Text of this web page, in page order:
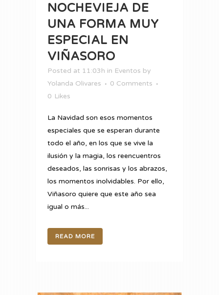
NOCHEVIEJA DE
UNA FORMA MUY
ESPECIAL EN
VIÑASORO
Posted at 11:03h in Eventos by
Yolanda Olivares
0 Comments
0 Likes
La Navidad son esos momentos
especiales que se esperan durante
todo el año, en los que se vive la
ilusión y la magia, los reencuentros
deseados, las sonrisas y los abrazos,
los momentos inolvidables. Por ello,
Viñasoro quiere que este año sea
igual o más...
READ MORE